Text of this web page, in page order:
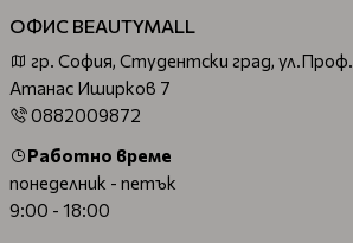
ОФИС BEAUTYMALL
гр. София, Студентски град, ул.Проф.
Атанас Иширков 7
0882009872
Работно време
понеделник - петък
9:00 - 18:00